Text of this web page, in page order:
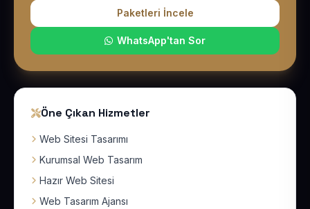
Paketleri İncele
WhatsApp'tan Sor
Öne Çıkan Hizmetler
Web Sitesi Tasarımı
Kurumsal Web Tasarım
Hazır Web Sitesi
Web Tasarım Ajansı